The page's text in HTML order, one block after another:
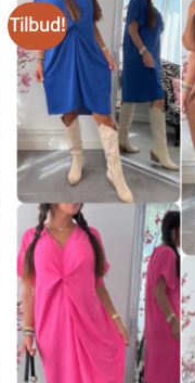
Tilbud!